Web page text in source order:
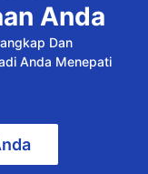
Anda
Dan
Anda Menepati